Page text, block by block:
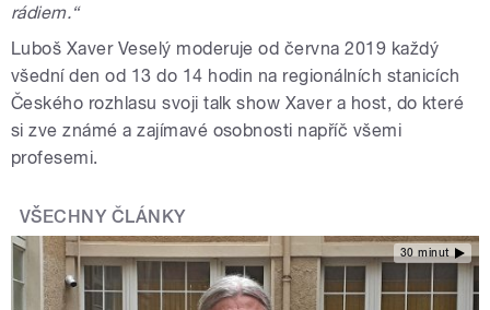
rádiem.“
Luboš Xaver Veselý moderuje od června 2019 každý
všední den od 13 do 14 hodin na regionálních stanicích
Českého rozhlasu svoji talk show Xaver a host, do které
si zve známé a zajímavé osobnosti napříč všemi
profesemi.
VŠECHNY ČLÁNKY
30 minut